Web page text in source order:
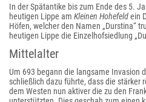
In der Spätantike bis zum Ende des 5.
heutigen Lippe am Kleinen Hohefeldein
Höfen, welcher den Namen „Durstina“
heutigen Lippe die Einzelhofsiedlung
Mittelalter
Um 693 begann die langsame Invasion
schließlich dazu führte, dass die stärker
dem Westen nun aktiver die zu den